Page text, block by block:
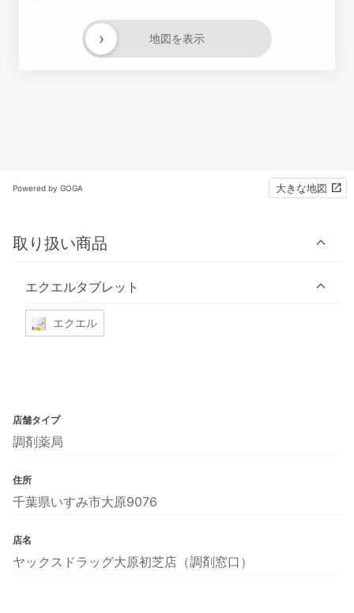
地図を表示
›
Powered by GOGA 大きな地図
取り扱い商品
エクエルタブレット
エクエル
店舗タイプ
調剤薬局
住所
千葉県いすみ市大原9076
店名
ヤックスドラッグ大原初芝店（調剤窓口）